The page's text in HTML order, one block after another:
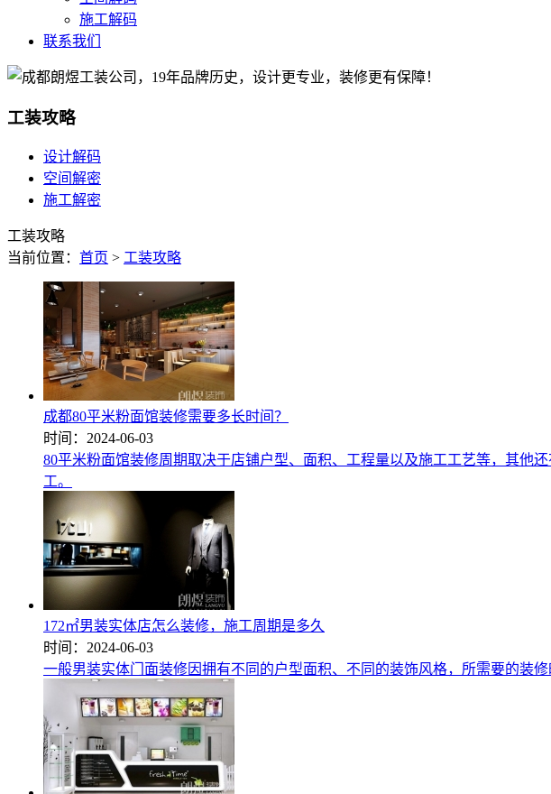
施工解码
联系我们
工装攻略
设计解码
空间解密
施工解密
工装攻略
当前位置： 首页 > 工装攻略
成都80平米粉面馆装修需要多长时间？
时间：2024-06-03
80平米粉面馆装修周期取决于店铺户型、面积、工程量以及施工工艺等，其他
工。
172㎡男装实体店怎么装修，施工周期是多久
时间：2024-06-03
一般男装实体门面装修因拥有不同的户型面积、不同的装饰风格，所需要的装